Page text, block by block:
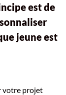
est de
jeune est
votre projet